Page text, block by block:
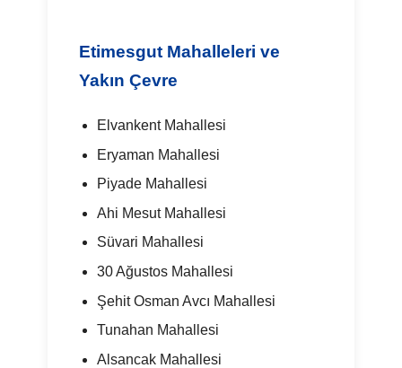
Etimesgut Mahalleleri ve
Yakın Çevre
Elvankent Mahallesi
Eryaman Mahallesi
Piyade Mahallesi
Ahi Mesut Mahallesi
Süvari Mahallesi
30 Ağustos Mahallesi
Şehit Osman Avcı Mahallesi
Tunahan Mahallesi
Alsancak Mahallesi